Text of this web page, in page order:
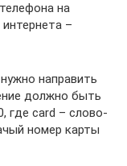
на
–
направить
должно быть
где card – слово-
номер карты